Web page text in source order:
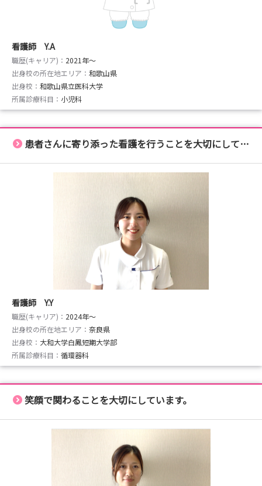
看護師 Y.A
職歴(キャリア)： 2021年〜
出身校の所在地エリア： 和歌山県
出身校： 和歌山県立医科大学
所属診療科目： 小児科
患者さんに寄り添った看護を行うことを大切にして います。
看護師 Y.Y
職歴(キャリア)： 2024年〜
出身校の所在地エリア： 奈良県
出身校： 大和大学白鳳短期大学部
所属診療科目： 循環器科
笑顔で関わることを大切にしています。